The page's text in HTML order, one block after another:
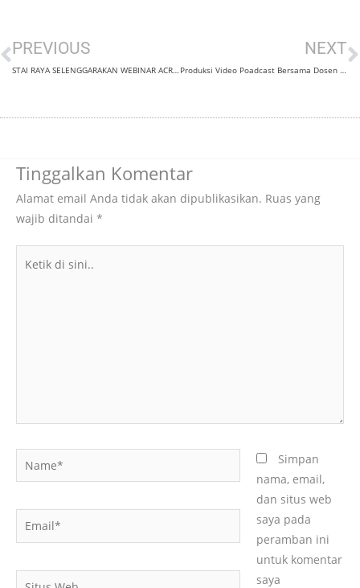
Prev
PREVIOUS
STAI RAYA SELENGGARAKAN WEBINAR ACROSS NATION INDONESIA – THAILAND
NEXT
Produksi Video Poadcast Bersama Dosen STAI RAYA
Tinggalkan Komentar
Alamat email Anda tidak akan dipublikasikan. Ruas yang
wajib ditandai *
Email*
Situs
Simpan
nama, email,
dan situs web
saya pada
peramban ini
untuk komentar
saya